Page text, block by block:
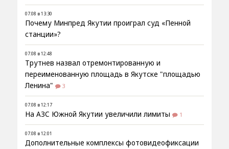
07.08 в 13:30
Почему Минпред Якутии проиграл суд «Пенной
станции»?
07.08 в 12:48
Трутнев назвал отремонтированную и
переименованную площадь в Якутске "площадью
Ленина"
3
07.08 в 12:17
На АЗС Южной Якутии увеличили лимиты 1
07.08 в 12:01
Дополнительные комплексы фотовидеофиксации